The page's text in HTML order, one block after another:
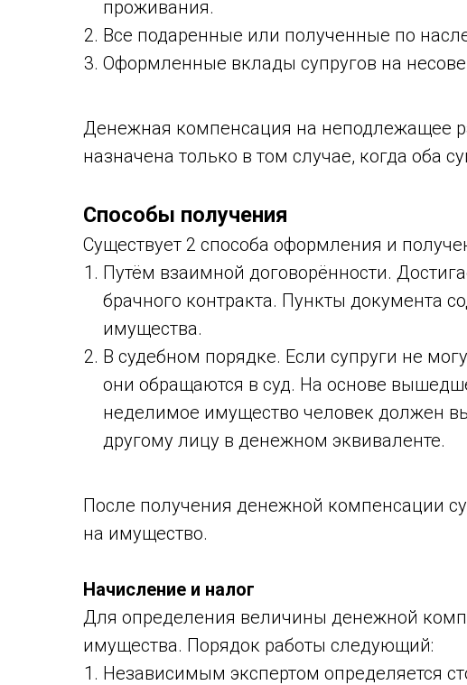
проживания.
Все подаренные или полученные по
Оформленные вклады супругов на
Денежная компенсация на неподлежащее
назначена только в том случае, когда оба
Способы получения
Существует 2 способа оформления и
Путём взаимной договорённости.
брачного контракта. Пункты документа
имущества.
В судебном порядке. Если супруги не
они обращаются в суд. На основе
неделимое имущество человек должен
другому лицу в денежном эквиваленте.
После получения денежной компенсации
на имущество.
Начисление и налог
Для определения величины денежной
имущества. Порядок работы следующий:
Независимым экспертом определяется